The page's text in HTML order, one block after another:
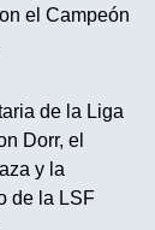
el Campeón
de la Liga
Dorr, el
y la
de la LSF